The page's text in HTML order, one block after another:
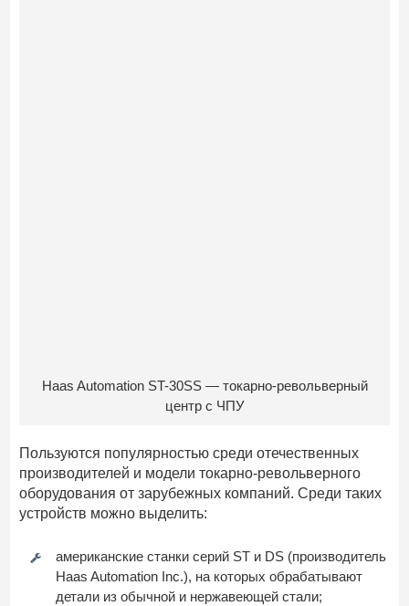
Haas Automation ST-30SS — токарно-револьверный
центр с ЧПУ
Пользуются популярностью среди отечественных
производителей и модели токарно-револьверного
оборудования от зарубежных компаний. Среди таких
устройств можно выделить:
американские станки серий ST и DS (производитель
Haas Automation Inc.), на которых обрабатывают
детали из обычной и нержавеющей стали;